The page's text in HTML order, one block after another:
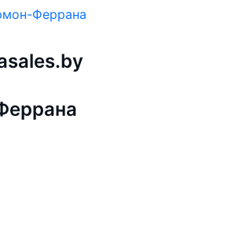
Феррана